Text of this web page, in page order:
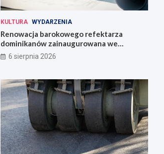
KULTURA WYDARZENIA
Renowacja barokowego refektarza
dominikanów zainaugurowana we
Wrocławiu
6 sierpnia 2026